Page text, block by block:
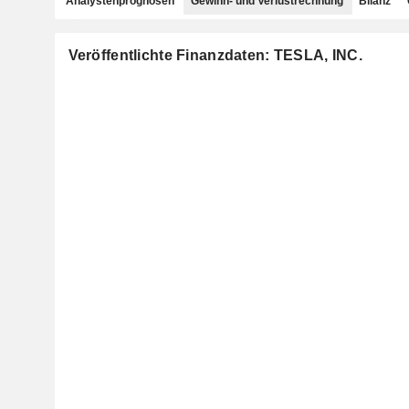
Veröffentlichte Finanzdaten: TESLA, INC.